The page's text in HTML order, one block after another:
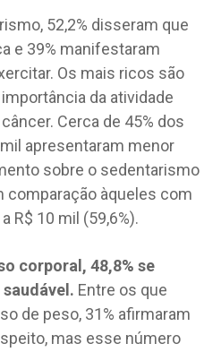
52,2% disseram que
e 39% manifestaram
Os mais ricos são
da atividade
Cerca de 45% dos
apresentaram menor
sobre o sedentarismo
comparação àqueles com
R$ 10 mil (59,6%).
corporal, 48,8% se
Entre os que
de peso, 31% afirmaram
mas esse número